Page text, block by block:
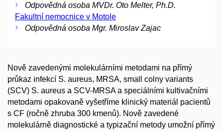
Odpovědná osoba MVDr. Oto Melter, Ph.D.
Fakultní nemocnice v Motole
Odpovědná osoba Mgr. Miroslav Zajac
Nově zavedenými molekulárními metodami na přímý
průkaz infekcí S. aureus, MRSA, small colny variants
(SCV) S. aureus a SCV-MRSA a speciálními kultivačními
metodami opakovaně vyšetříme klinický materiál pacientů
s CF (ročně zhruba 300 kmenů). Nově zavedené
molekulárně diagnostické a typizační metody umožní přímý